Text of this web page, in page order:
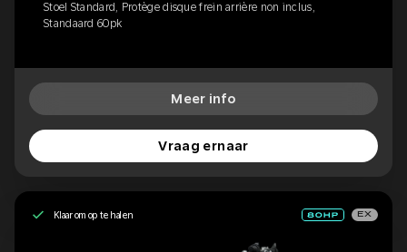
Stoel Standard, Protège disque frein arrière non inclus,
Standaard 60pk
Meer info
Vraag ernaar
Klaar om op te halen EX